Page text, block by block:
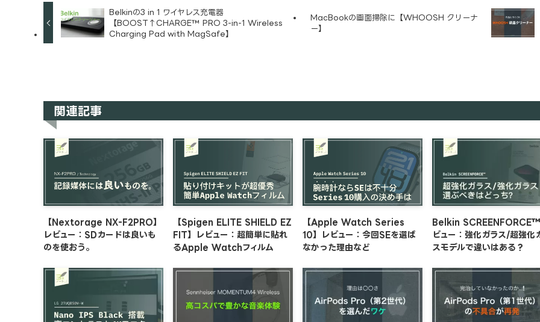
Belkinの3 in 1 ワイヤレス充電器
【BOOST↑CHARGE™ PRO 3-in-1 Wireless
Charging Pad with MagSafe】
MacBookの画面掃除に【WHOOSH クリーナ
ー】
関連記事
【Nextorage NX-F2PRO】
レビュー：SDカードは良いも
のを使おう。
【Spigen ELITE SHIELD EZ
FIT】レビュー：超簡単に貼れ
るApple Watchフィルム
【Apple Watch Series
10】レビュー：今回SEを選ば
なかった理由など
Belkin
ビュー：強化ガラス/超強化
スモデルで違いはある？